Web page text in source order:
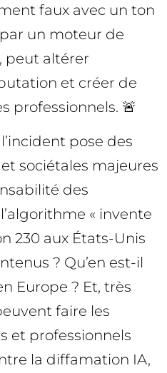
faux avec un ton
un moteur de
peut altérer
et créer de
professionnels. 🚨
pose des
sociétales majeures
des
« invente
230 aux États-Unis
? Qu’en est-il
Europe ? Et, très
faire les
et professionnels
la diffamation IA,